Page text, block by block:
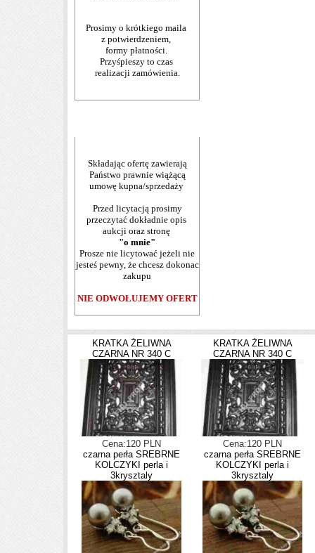
Prosimy o krótkiego maila
z potwierdzeniem,
formy płatności.
Przyśpieszy to czas
realizacji zamówienia.
Składając ofertę zawierają
Państwo prawnie wiążącą
umowę kupna/sprzedaży
Przed licytacją prosimy
przeczytać dokładnie opis
aukcji oraz stronę
"o mnie"
Prosze nie licytować jeżeli nie
jesteś pewny, że chcesz dokonac
zakupu
NIE ODWOŁUJEMY OFERT
KRATKA ŻELIWNA
CZARNA NR 340 C
Cena:120 PLN
KRATKA ŻELIWNA
CZARNA NR 340 C
Cena:120 PLN
czarna perła SREBRNE
KOLCZYKI perla i
3krysztaly
czarna perła SREBRNE
KOLCZYKI perla i
3krysztaly